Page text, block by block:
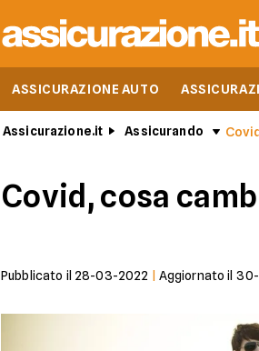
ASSICURAZIONE AUTO
Assicurazione.it Assicurando
Covid, cosa
Pubblicato il 28-03-2022 Aggiornato il